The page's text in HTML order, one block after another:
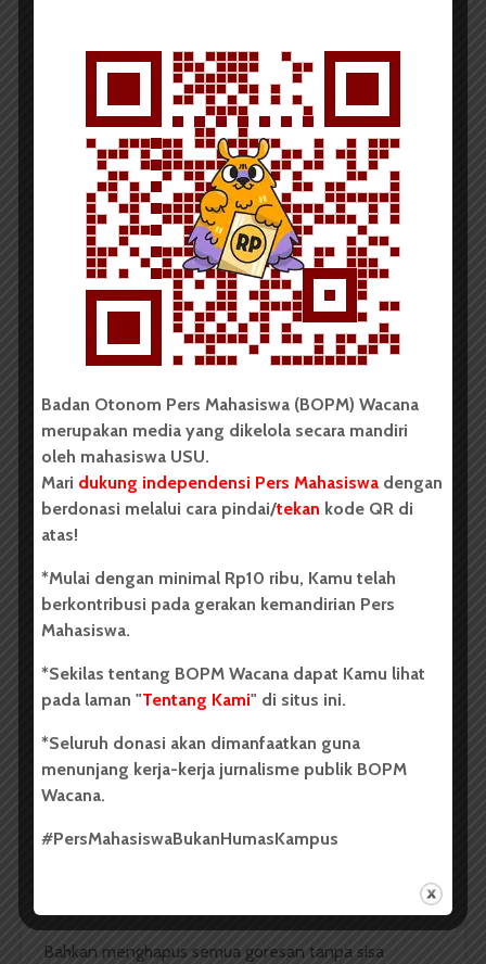
PUISI
Kanvas
Redaksi 23 Januari 2014
173 dilihat
1 menit waktu baca
Ingin kembali ke masa lampau
Masa lalu yang belum tergores
Semua masih putih
Dimana harus aku temui
Kini, hanya cat kuas yang tersisa
Haruskah aku meneruskan goresan ini
Bahkan menghapus semua goresan tanpa sisa
Badan Otonom Pers Mahasiswa (BOPM) Wacana
merupakan media yang dikelola secara mandiri
oleh mahasiswa USU.
Mari dukung independensi Pers Mahasiswa dengan
berdonasi melalui cara pindai/tekan kode QR di
atas!
*Mulai dengan minimal Rp10 ribu, Kamu telah
berkontribusi pada gerakan kemandirian Pers
Mahasiswa.
*Sekilas tentang BOPM Wacana dapat Kamu lihat
pada laman "Tentang Kami" di situs ini.
*Seluruh donasi akan dimanfaatkan guna
menunjang kerja-kerja jurnalisme publik BOPM
Wacana.
#PersMahasiswaBukanHumasKampus